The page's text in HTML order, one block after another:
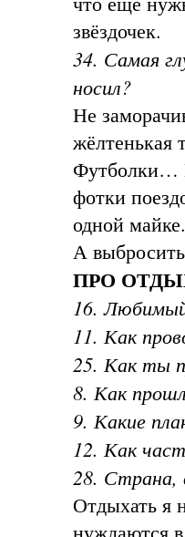
звёздочек.
34. Самая
носил?
Не
жёлтенькая
Футболки…
фотки
одной
А
ПРО
16.
11. Как
25. Как ты
8. Как
9. Какие
12. Как
28. Страна,
Отдыхать я
нуждаются